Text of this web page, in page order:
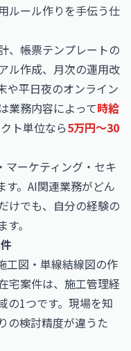
ルール作りを手伝う仕
、帳票テンプレートの
ル作成、月次の運用改
や平日夜のオンライン
業務内容によって時給
ト単位なら5万円〜30
マーケティング・セキ
す。AI関連業務がどん
けでも、自分の経験の
。
工図・単線結線図の作
宅案件は、施工管理経
の1つです。現場を知
の検討精度が違うた